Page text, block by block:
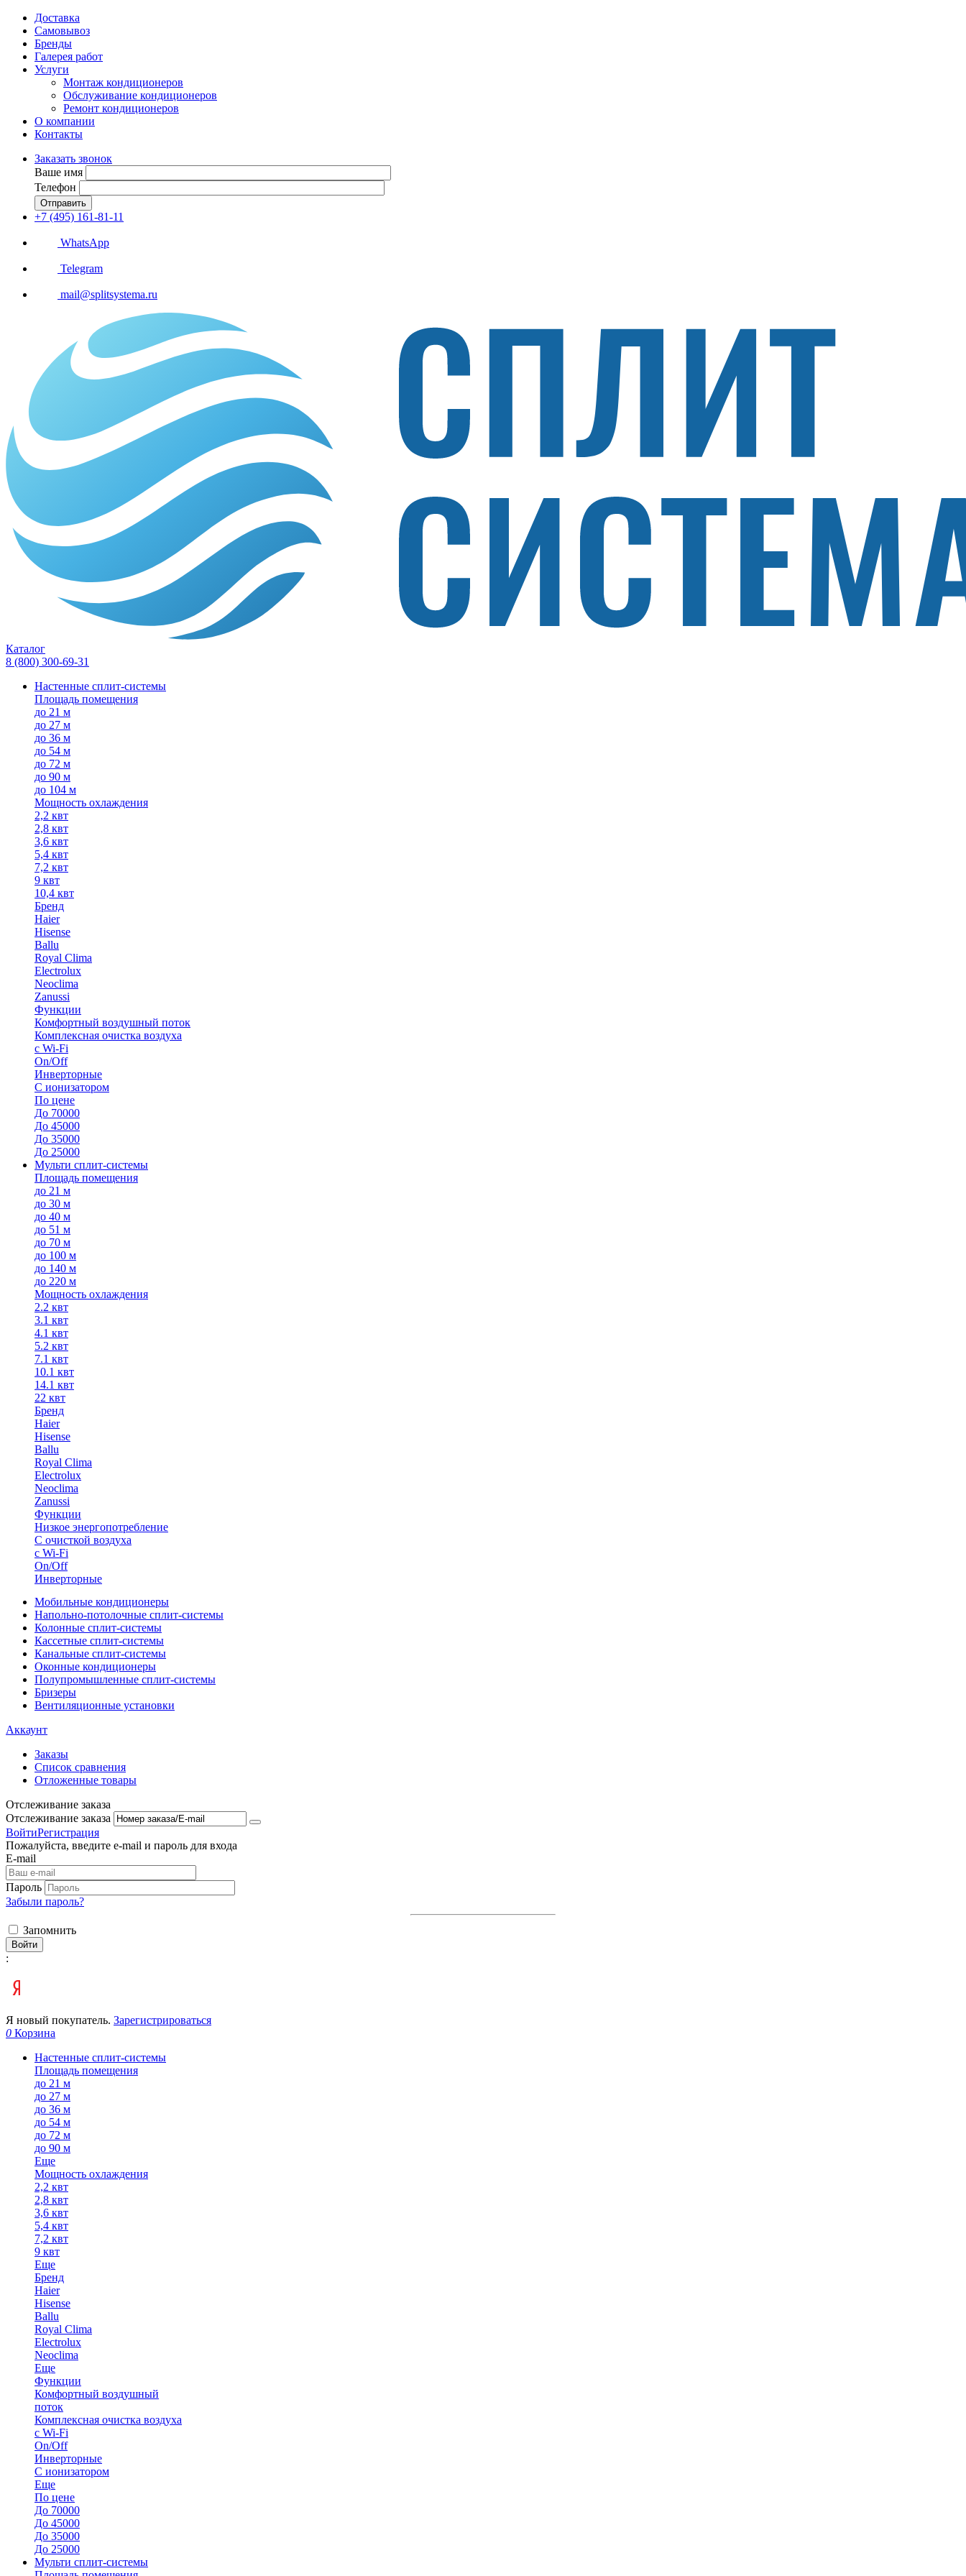
Доставка
Самовывоз
Бренды
Галерея работ
Услуги
Монтаж кондиционеров
Обслуживание кондиционеров
Ремонт кондиционеров
О компании
Контакты
Заказать звонок
Ваше имя
Телефон
Отправить
+7 (495) 161-81-11
WhatsApp
Telegram
mail@splitsystema.ru
Каталог
8 (800) 300-69-31
Настенные сплит-системы
Площадь помещения
до 21 м
до 27 м
до 36 м
до 54 м
до 72 м
до 90 м
до 104 м
Мощность охлаждения
2,2 квт
2,8 квт
3,6 квт
5,4 квт
7,2 квт
9 квт
10,4 квт
Бренд
Haier
Hisense
Ballu
Royal Clima
Electrolux
Neoclima
Zanussi
Функции
Комфортный воздушный поток
Комплексная очистка воздуха
с Wi-Fi
On/Off
Инверторные
С ионизатором
По цене
До 70000
До 45000
До 35000
До 25000
Мульти сплит-системы
Площадь помещения
до 21 м
до 30 м
до 40 м
до 51 м
до 70 м
до 100 м
до 140 м
до 220 м
Мощность охлаждения
2.2 квт
3.1 квт
4.1 квт
5.2 квт
7.1 квт
10.1 квт
14.1 квт
22 квт
Бренд
Haier
Hisense
Ballu
Royal Clima
Electrolux
Neoclima
Zanussi
Функции
Низкое энергопотребление
С очисткой воздуха
с Wi-Fi
On/Off
Инверторные
Мобильные кондиционеры
Напольно-потолоч​ные ​сплит-системы
Колонные ​​сплит-системы
Кассетные сплит-системы
Канальные сплит-системы
Оконные кондиционеры
Полупромышленные сплит-системы
Бризеры
Вентиляционные установки
Аккаунт
Заказы
Список сравнения
Отложенные товары
Отслеживание заказа
Отслеживание заказа
ВойтиРегистрация
Пожалуйста, введите e-mail и пароль для входа
E-mail
Пароль
Забыли пароль?
Запомнить
Войти
:
Я новый покупатель. Зарегистрироваться
0 Корзина
Настенные сплит-системы
Площадь помещения
до 21 м
до 27 м
до 36 м
до 54 м
до 72 м
до 90 м
Еще
Мощность охлаждения
2,2 квт
2,8 квт
3,6 квт
5,4 квт
7,2 квт
9 квт
Еще
Бренд
Haier
Hisense
Ballu
Royal Clima
Electrolux
Neoclima
Еще
Функции
Комфортный воздушный
поток
Комплексная очистка воздуха
с Wi-Fi
On/Off
Инверторные
С ионизатором
Еще
По цене
До 70000
До 45000
До 35000
До 25000
Мульти сплит-системы